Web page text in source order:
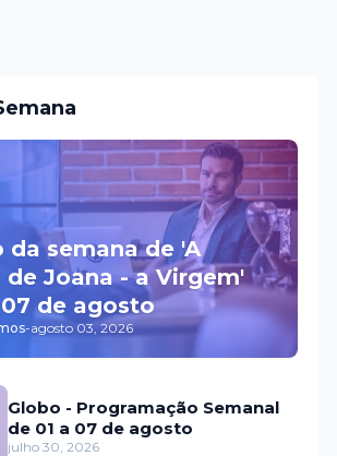
da semana de 'A
Joana - a Virgem'
de agosto
-agosto 03, 2026
Globo - Programação Semanal
de 01 a 07 de agosto
julho 30, 2026